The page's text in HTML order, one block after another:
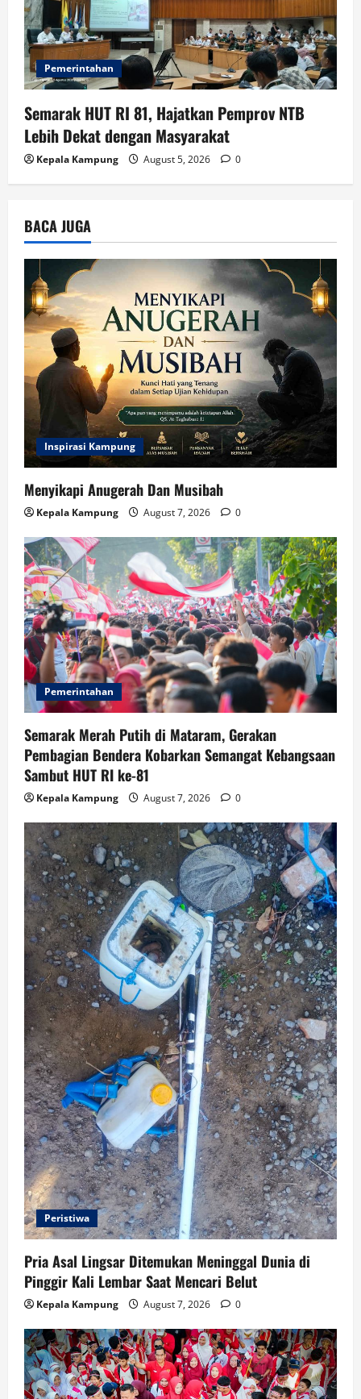
Pemerintahan
Semarak HUT RI 81, Hajatkan Pemprov NTB
Lebih Dekat dengan Masyarakat
Kepala Kampung August 5, 2026 0
BACA JUGA
Inspirasi Kampung
Menyikapi Anugerah Dan Musibah
Kepala Kampung August 7, 2026 0
Pemerintahan
Semarak Merah Putih di Mataram, Gerakan
Pembagian Bendera Kobarkan Semangat Kebangsaan
Sambut HUT RI ke-81
Kepala Kampung August 7, 2026 0
Peristiwa
Pria Asal Lingsar Ditemukan Meninggal Dunia di
Pinggir Kali Lembar Saat Mencari Belut
Kepala Kampung August 7, 2026 0